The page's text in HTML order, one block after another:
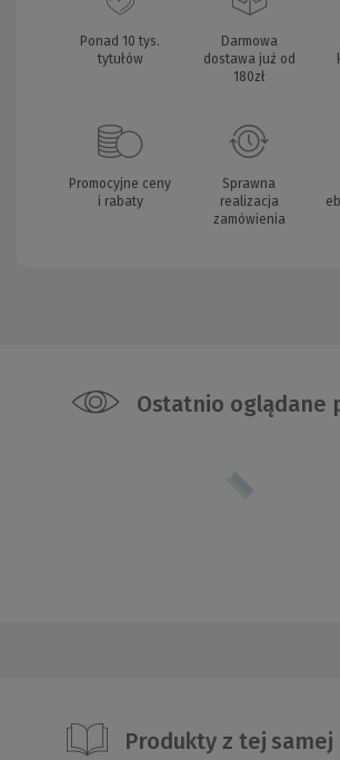
Ponad 10 tys.
tytułów
Darmowa
dostawa już od
180zł
Promocyjne ceny
i rabaty
Sprawna
realizacja
zamówienia
Ostatnio oglądane
Produkty z tej